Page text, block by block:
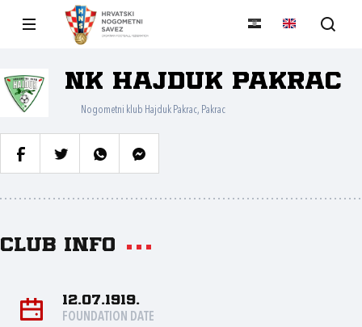
NK Hajduk Pakrac
Nogometni klub Hajduk Pakrac, Pakrac
Club info
12.07.1919.
FOUNDATION DATE